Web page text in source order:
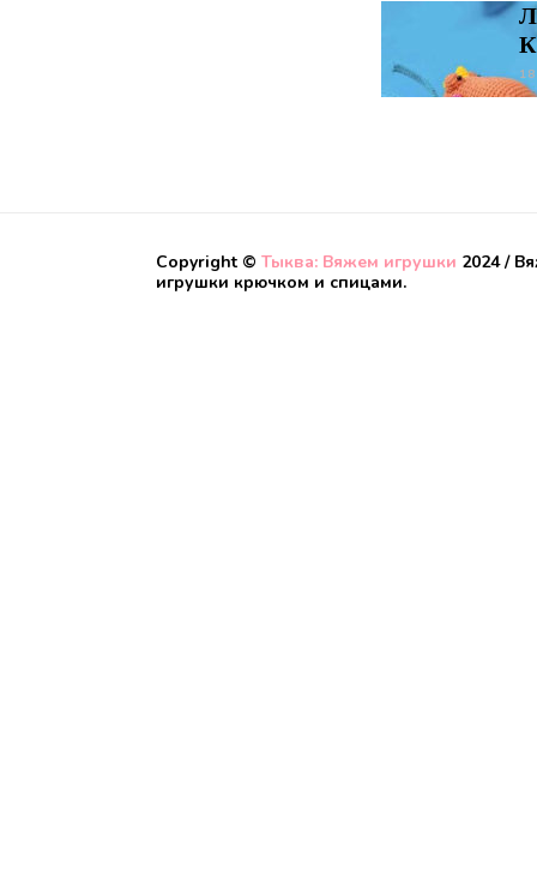
Copyright © Тыква: Вяжем игрушки 2024 /
игрушки крючком и спицами.